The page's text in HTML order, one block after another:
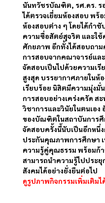
นันทวัชรบัณฑิต, รศ.ดร. ร
ได้ตรวจเยี่ยมห้องสอบ พร้
ห้องสอบต่าง ๆ โดยได้กำ
ความซื่อสัตย์สุจริต และใช้
ศักยภาพ อีกทั้งได้สอบถาม
การสอบจากคณาจารย์แล
จัดสอบเป็นไปด้วยความเ
สูงสุด บรรยากาศภายในห้
เรียบร้อย นิสิตมีความมุ่งมั่
การสอบอย่างเคร่งครัด ส
วิชาการและวินัยในตนเอ
ของบัณฑิตในสถาบันการ
จัดสอบครั้งนี้นับเป็นอีกหนึ่
ประกันคุณภาพการศึกษา
ความรู้คู่คุณธรรม พร้อม
สามารถนำความรู้ไปประ
สังคมได้อย่างยั่งยืนต่อไป
ดูรูปภาพกิจกรรมเพิ่มเติมไ